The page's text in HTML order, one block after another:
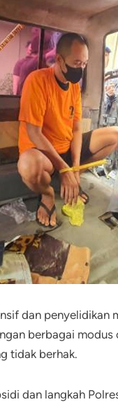
dan penyelidikan
berbagai
tidak berhak.
dan langkah